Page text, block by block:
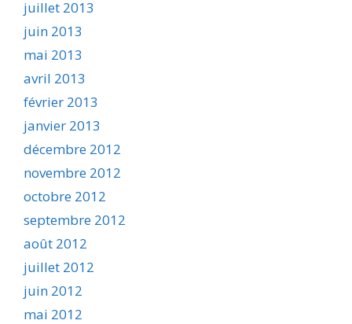
juillet 2013
juin 2013
mai 2013
avril 2013
février 2013
janvier 2013
décembre 2012
novembre 2012
octobre 2012
septembre 2012
août 2012
juillet 2012
juin 2012
mai 2012